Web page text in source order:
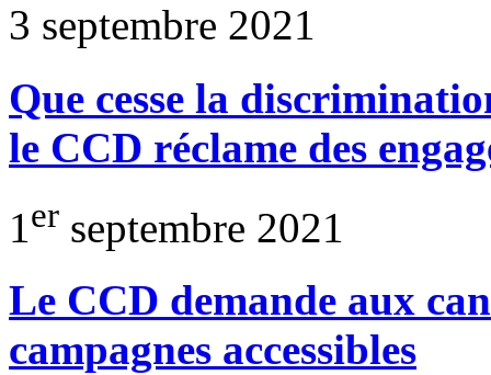
3 septembre 2021
Que cesse la
le CCD réclame des
1er septembre 2021
Le CCD demande aux
campagnes accessibles